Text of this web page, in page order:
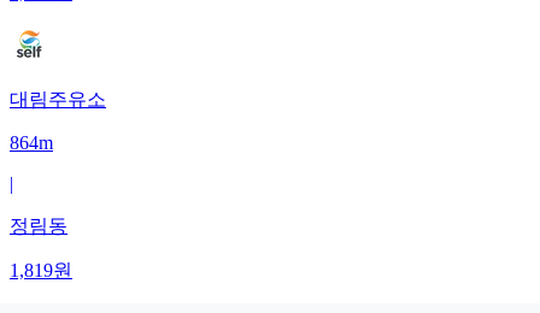
대림주유소
864m
|
정림동
1,819원